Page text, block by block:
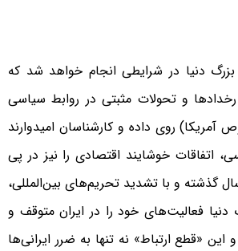
دنیا در شرایطی انجام خواهد شد که
و تحولات مثبتی در روابط سیاسی
روی داده و کارشناسان امیدوارند
اتفاقات خوشایند اقتصادی را نیز در پی
گذشته و با تشدید تحریم‌های بین‌المللی،
دنیا فعالیت‌های خود را در ایران متوقف و
«قطع ارتباط» نه تنها به ضرر ایرانی‌ها